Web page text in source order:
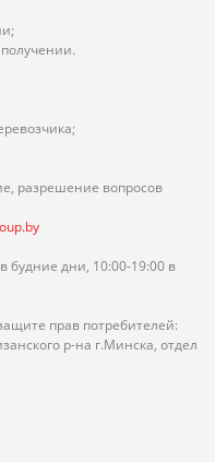
разрешение вопросов
будние дни, 10:00-19:00 в
прав потребителей:
р-на г.Минска, отдел